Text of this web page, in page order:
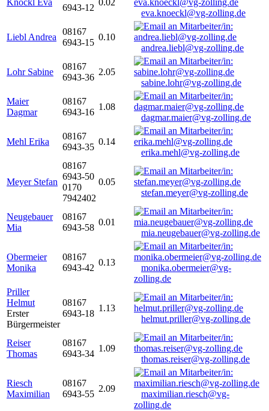
Knöckl Eva
6943-12
0.02
eva.knoeckl@vg-zolling.de
Liebl Andrea
08167
6943-15
0.10
andrea.liebl@vg-zolling.de
Lohr Sabine
08167
6943-36
2.05
sabine.lohr@vg-zolling.de
Maier
Dagmar
08167
6943-16
1.08
dagmar.maier@vg-zolling.de
Mehl Erika
08167
6943-35
0.14
erika.mehl@vg-zolling.de
Meyer Stefan
08167
6943-50
0170
7942402
0.05
stefan.meyer@vg-zolling.de
Neugebauer
Mia
08167
6943-58
0.01
mia.neugebauer@vg-zolling.de
Obermeier
Monika
08167
6943-42
0.13
monika.obermeier@vg-
zolling.de
Priller
Helmut
Erster
Bürgermeister
08167
6943-18
1.13
helmut.priller@vg-zolling.de
Reiser
Thomas
08167
6943-34
1.09
thomas.reiser@vg-zolling.de
Riesch
Maximilian
08167
6943-55
2.09
maximilian.riesch@vg-
zolling.de